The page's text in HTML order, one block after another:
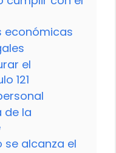
económicas
el
121
de la
se alcanza el